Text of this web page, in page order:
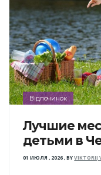
Відпочинок
Лучшие
детьми в
01 ИЮЛЯ , 2026,BYVIKTORIJ